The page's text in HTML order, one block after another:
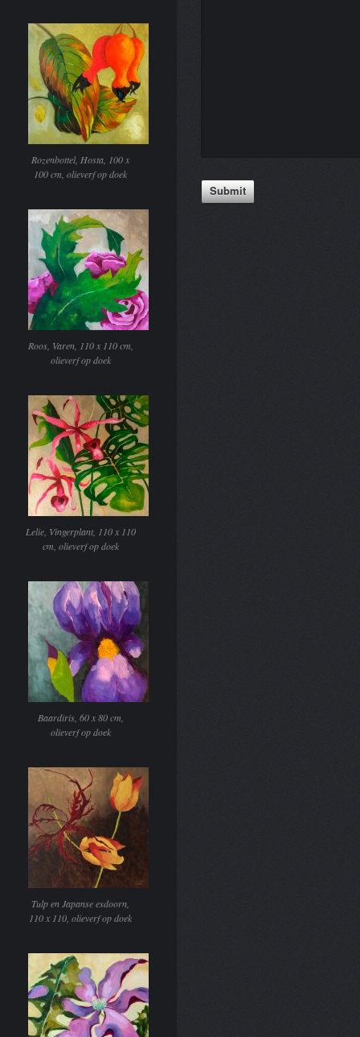
Rozenbottel, Hosta, 100 x
100 cm, olieverf op doek
Roos, Varen, 110 x 110 cm,
olieverf op doek
Lelie, Vingerplant, 110 x 110
cm, olieverf op doek
Baardiris, 60 x 80 cm,
olieverf op doek
Tulp en Japanse esdoorn,
110 x 110, olieverf op doek